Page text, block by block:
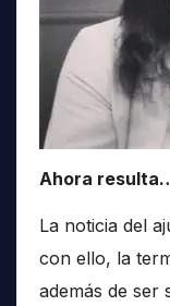
Ahora
La noticia del
con ello, la
además de